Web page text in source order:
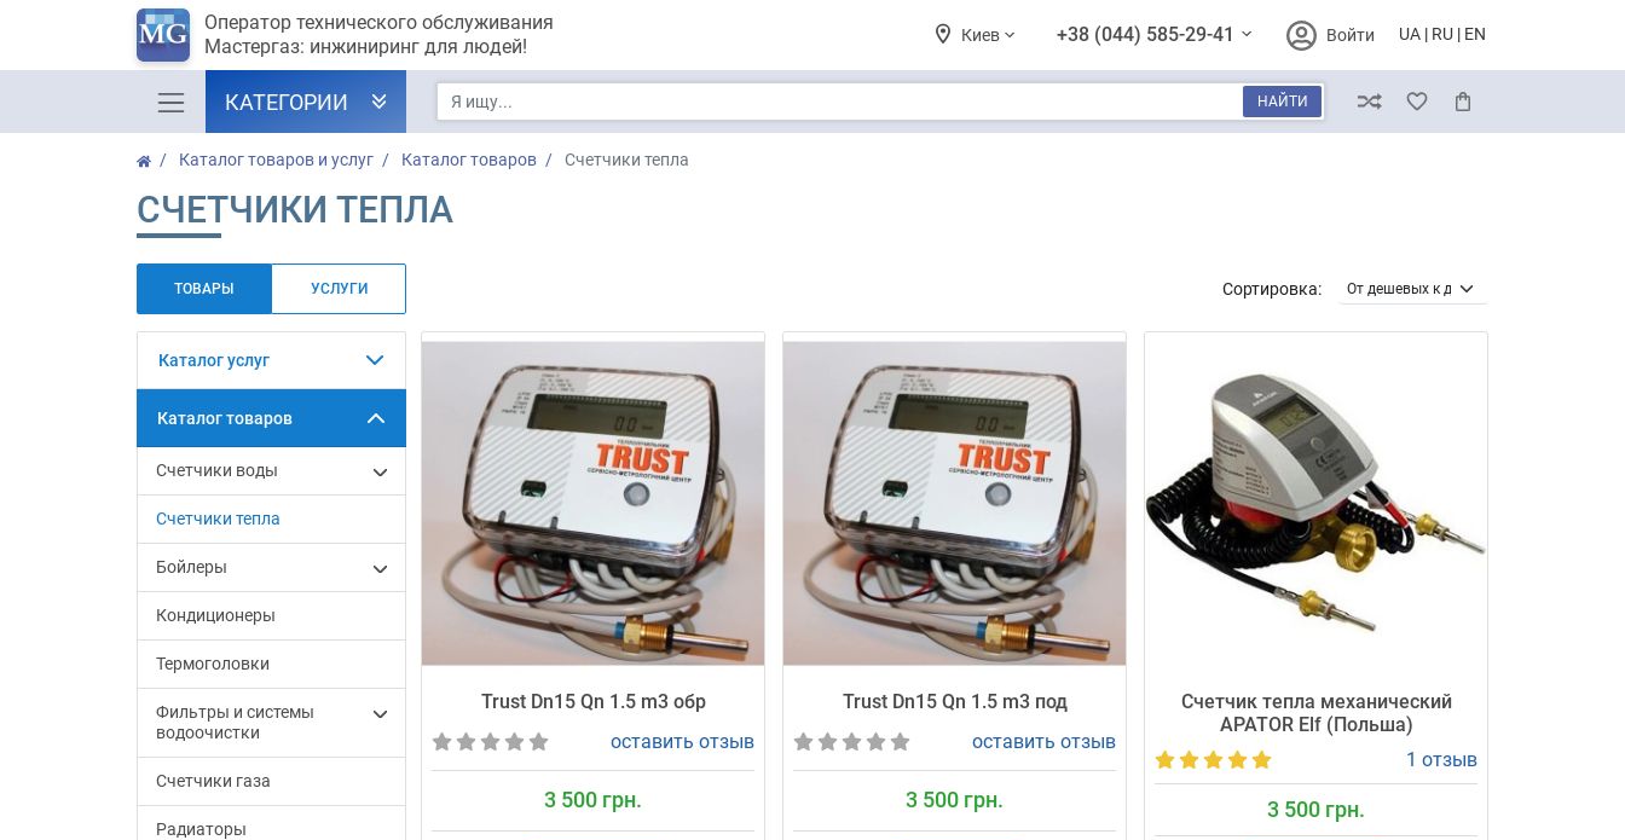
Оператор технического обслуживания
Мастергаз: инжиниринг для людей!
Киев +38 (044) 585-29-41 Войти UA RU EN
КАТЕГОРИИ НАЙТИ СравнениеИзбранноеКорзина
Каталог товаров и услуг Каталог товаров Счетчики тепла
СЧЕТЧИКИ ТЕПЛА
ТОВАРЫ УСЛУГИ
Каталог услуг
Каталог товаров
Счетчики воды
Счетчики тепла
Бойлеры
Кондиционеры
Термоголовки
Фильтры и системы
водоочистки
Счетчики газа
Радиаторы
Сортировка:
Trust Dn15 Qn 1.5 m3 обр
оставить отзыв
3 500 грн.
Trust Dn15 Qn 1.5 m3 под
оставить отзыв
3 500 грн.
Счетчик тепла механический
APATOR Elf (Польша)
1 отзыв
3 500 грн.